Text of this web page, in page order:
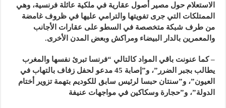
الاستعلام حول مصير أصول عقارية في ملكية عائلة فرنسية، وهي
الممتلكات التي جرى تفويتها والترامي عليها في ظروف غامضة
من طرف شبكة متخصصة في السطو على عقارات الأجانب
والمعمرين بالدار البيضاء ومراكش وبعض المدن الأخرى.
– كما عنونت باقي المواد كالتالي “فرنسا تبرئ نفسها والمغرب
يطالب بجبر الضرر”، و”إصابة 45 مدعو لحفل زفاف بالتهاب في
العيون”، و”سنتان حبسا لرئيس سابق للكوديم بتهمة تزوير أختام
الدولة”، و”حجارة وسكاكين في مواجهات عنيفة